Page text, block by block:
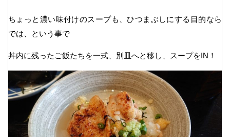
ちょっと濃い味付けのスープも、ひつまぶしにする目的なら
では、という事で
丼内に残ったご飯たちを一式、別皿へと移し、スープをIN！